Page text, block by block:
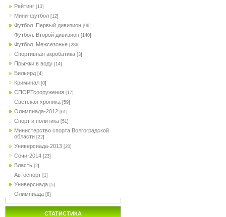
Рейтинг [13]
Мини-футбол [12]
Футбол. Первый дивизион [96]
Футбол. Второй дивизион [140]
Футбол. Межсезонье [286]
Спортивная акробатика [3]
Прыжки в воду [14]
Бильярд [4]
Криминал [0]
СПОРТсооружения [17]
Светская хроника [59]
Олимпиада-2012 [61]
Спорт и политика [51]
Министерство спорта Волгоградской
области [22]
Универсиада-2013 [20]
Сочи-2014 [23]
Власть [2]
Автоспорт [1]
Универсиада [5]
Олимпиада [8]
СТАТИСТИКА